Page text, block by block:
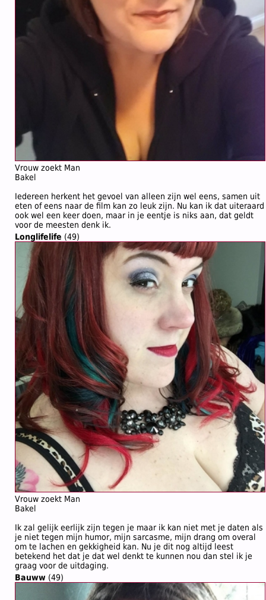
Vrouw zoekt Man
Bakel
Iedereen herkent het gevoel van alleen zijn wel eens, samen uit
eten of eens naar de film kan zo leuk zijn. Nu kan ik dat uiteraard
ook wel een keer doen, maar in je eentje is niks aan, dat geldt
voor de meesten denk ik.
Longlifelife (49)
Vrouw zoekt Man
Bakel
Ik zal gelijk eerlijk zijn tegen je maar ik kan niet met je daten als
je niet tegen mijn humor, mijn sarcasme, mijn drang om overal
om te lachen en gekkigheid kan. Nu je dit nog altijd leest
betekend het dat je dat wel denkt te kunnen nou dan stel ik je
graag voor de uitdaging.
Bauww (49)